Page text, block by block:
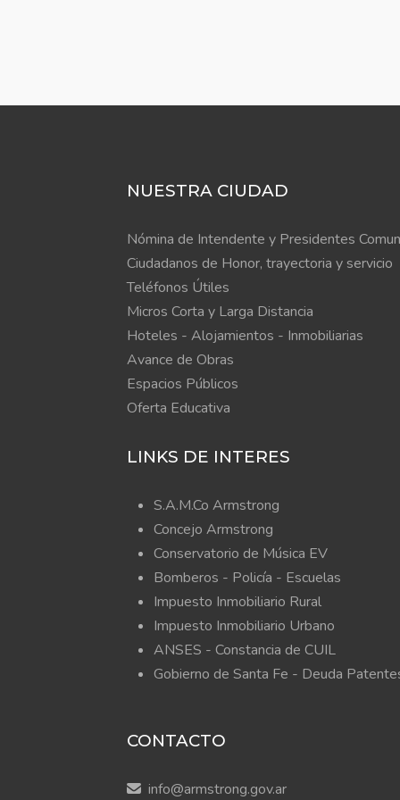
NUESTRA CIUDAD
Nómina de Intendente y Presidentes
Ciudadanos de Honor, trayectoria y servicio
Teléfonos Útiles
Micros Corta y Larga Distancia
Hoteles - Alojamientos - Inmobiliarias
Avance de Obras
Espacios Públicos
Oferta Educativa
LINKS DE INTERES
S.A.M.Co Armstrong
Concejo Armstrong
Conservatorio de Música EV
Bomberos - Policía - Escuelas
Impuesto Inmobiliario Rural
Impuesto Inmobiliario Urbano
ANSES - Constancia de CUIL
Gobierno de Santa Fe - Deuda
CONTACTO
info@armstrong.gov.ar